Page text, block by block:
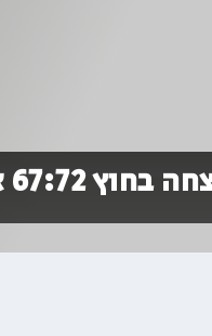
עירוני קריית אתא